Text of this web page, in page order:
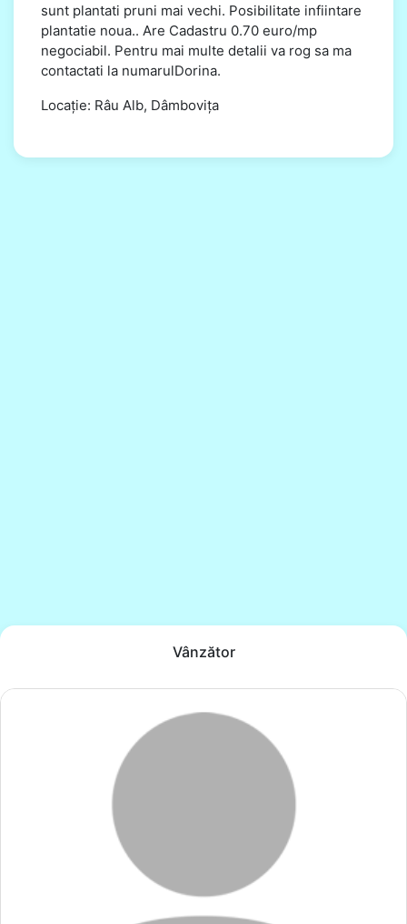
sunt plantati pruni mai vechi. Posibilitate infiintare
plantatie noua.. Are Cadastru 0.70 euro/mp
negociabil. Pentru mai multe detalii va rog sa ma
contactati la numarulDorina.
Locație: Râu Alb, Dâmbovița
Vânzător